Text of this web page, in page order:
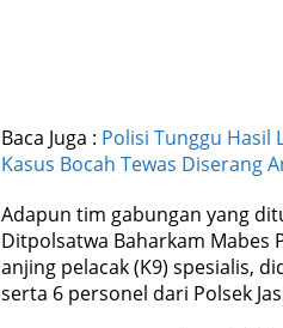
Baca Juga : Polisi Tunggu Hasil
Kasus Bocah Tewas Diserang
Adapun tim gabungan yang
Ditpolsatwa Baharkam Mabes
anjing pelacak (K9) spesialis,
serta 6 personel dari Polsek